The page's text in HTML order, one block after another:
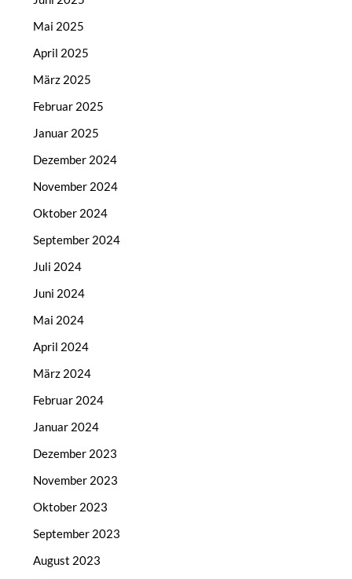
Mai 2025
April 2025
März 2025
Februar 2025
Januar 2025
Dezember 2024
November 2024
Oktober 2024
September 2024
Juli 2024
Juni 2024
Mai 2024
April 2024
März 2024
Februar 2024
Januar 2024
Dezember 2023
November 2023
Oktober 2023
September 2023
August 2023